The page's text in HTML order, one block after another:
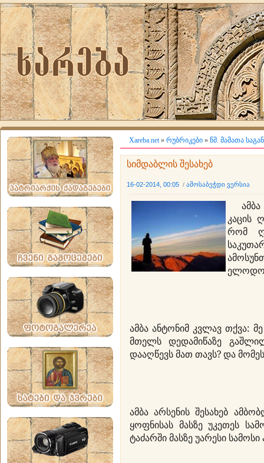
Xareba.net» რუბრიკები » წმ. მამათა
სიმდაბლის შესახებ
16-02-2014, 00:05 / ამოსაბეჭდი ვერსია
ამბა
კაცის
რომ
ამბა ანტონიმ კვლავ თქვა:
მთელს დედამიწაზე
დააღწევს მათ თავს? და
ამბა არსენის შესახებ
ყოფნისას მასზე უკეთეს
ტაძარში მასზე უარესი სამოსი